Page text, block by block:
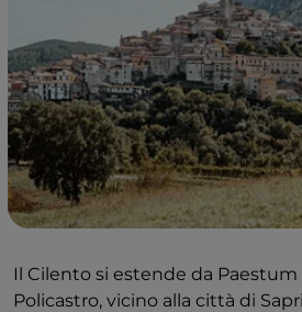
Il Cilento si estende da Paestum
Policastro, vicino alla città di